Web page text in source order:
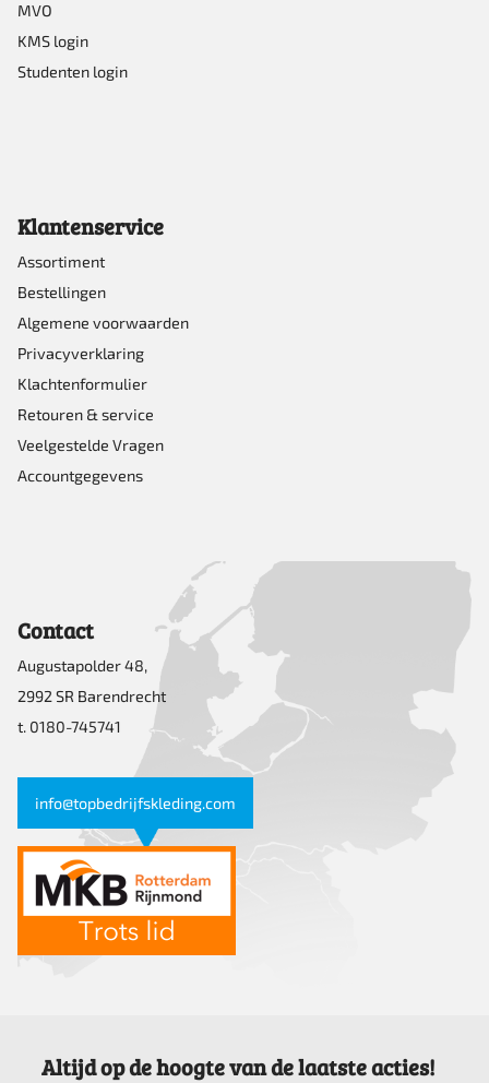
MVO
KMS login
Studenten login
Klantenservice
Assortiment
Bestellingen
Algemene voorwaarden
Privacyverklaring
Klachtenformulier
Retouren & service
Veelgestelde Vragen
Accountgegevens
Contact
Augustapolder 48,
2992 SR Barendrecht
t. 0180-745741
info@topbedrijfskleding.com
Altijd op de hoogte van de laatste acties!